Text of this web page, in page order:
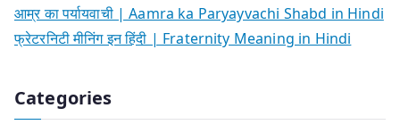
आम्र का पर्यायवाची | Aamra ka Paryayvachi Shabd in Hindi
फ्रेटरनिटी मीनिंग इन हिंदी | Fraternity Meaning in Hindi
Categories